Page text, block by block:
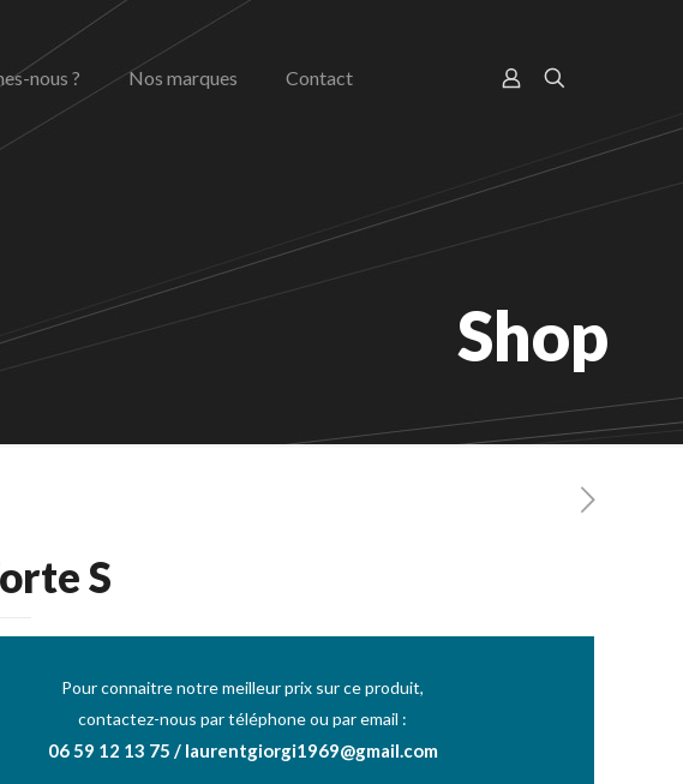
nous ? Nos marques Contact
Shop
S
Pour connaitre notre meilleur prix sur ce produit,
contactez-nous par téléphone ou par email :
06 59 12 13 75 / laurentgiorgi1969@gmail.com